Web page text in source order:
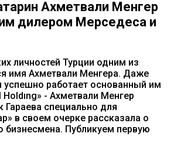
Ахметвали Менгер
дилером Мерседеса и
личностей Турции одним из
имя Ахметвали Менгера. Даже
успешно работает основанный им
Holdıng» - Ахметвали Менгер
Гараева специально для
в своем очерке рассказала о
бизнесмена. Публикуем первую